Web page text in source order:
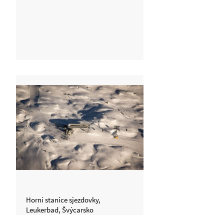
Horní stanice sjezdovky,
Leukerbad, Švýcarsko